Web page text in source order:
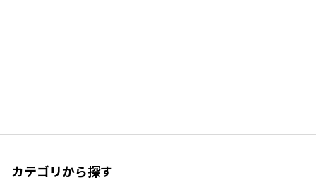
カテゴリから探す